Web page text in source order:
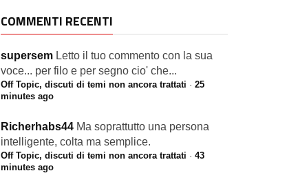
COMMENTI RECENTI
supersem Letto il tuo commento con la sua
voce... per filo e per segno cio' che...
Off Topic, discuti di temi non ancora trattati · 25
minutes ago
Richerhabs44 Ma soprattutto una persona
intelligente, colta ma semplice.
Off Topic, discuti di temi non ancora trattati · 43
minutes ago